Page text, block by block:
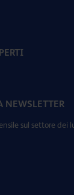
NEWSLETTER
sul settore dei